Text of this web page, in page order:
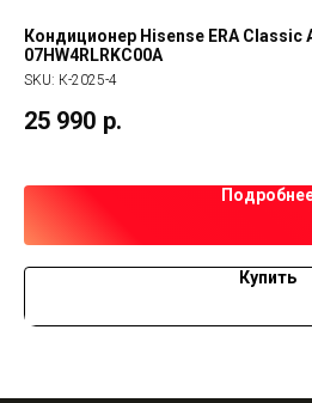
Кондиционер Hisense ERA Classic
07HW4RLRKC00A
SKU: К-2025-4
25 990 р.
Купить